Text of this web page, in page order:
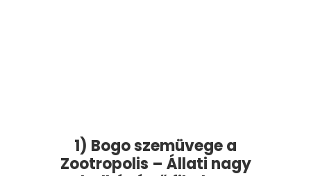
1) Bogo szemüvege a
Zootropolis – Állati nagy